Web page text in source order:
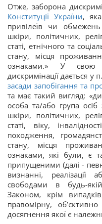
Отже, заборона
Конституції України,
привілеїв чи
шкіри, політичних,
статі, етнічного та
стану, місця
ознаками.» У свою
дискримінації дається у
засади запобігання та
та має такий вигляд:
особа та/або група
шкіри, політичних,
статі, віку,
походження,
стану, місця
ознаками, які були, є
припущеними (далі -
визнанні, реалізації
свободами в будь-
Законом, крім
правомірну,
досягнення якої є